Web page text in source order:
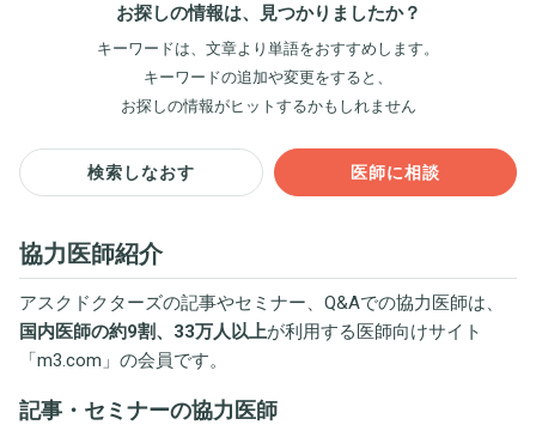
お探しの情報は、見つかりましたか？
キーワードは、文章より単語をおすすめします。
キーワードの追加や変更をすると、
お探しの情報がヒットするかもしれません
検索しなおす 医師に相談
協力医師紹介
アスクドクターズの記事やセミナー、Q&Aでの協力医師は、
国内医師の約9割、33万人以上が利用する医師向けサイト
「m3.com 」の会員です。
記事・セミナーの協力医師